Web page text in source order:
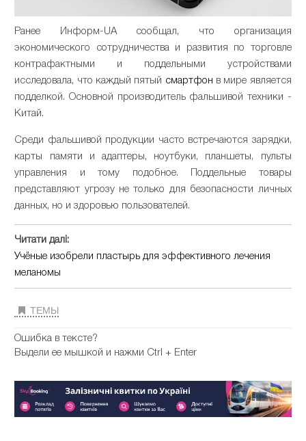
Ранее Информ-UA сообщал, что организация
экономического сотрудничества и развития по торговле
контрафактными и поддельными устройствами
исследовала, что каждый пятый смартфон в мире является
подделкой. Основной производитель фальшивой техники -
Китай.
Среди фальшивой продукции часто встречаются зарядки,
карты памяти и адаптеры, ноутбуки, планшеты, пульты
управления и тому подобное. Поддельные товары
представляют угрозу не только для безопасности личных
данных, но и здоровью пользователей.
Читати далі:
Учёные изобрели пластырь для эффективного лечения
меланомы
ТЕМЫ
Ошибка в тексте?
Выдели ее мышкой и нажми Ctrl + Enter